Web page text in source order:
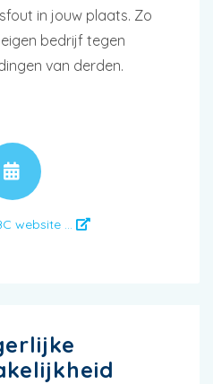
in jouw plaats. Zo
bedrijf tegen
van derden.
website ...